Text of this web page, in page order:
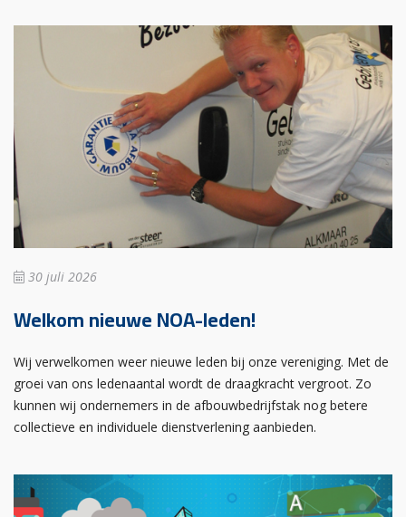
30 juli 2026
Welkom nieuwe NOA-leden!
Wij verwelkomen weer nieuwe leden bij onze vereniging. Met de
groei van ons ledenaantal wordt de draagkracht vergroot. Zo
kunnen wij ondernemers in de afbouwbedrijfstak nog betere
collectieve en individuele dienstverlening aanbieden.